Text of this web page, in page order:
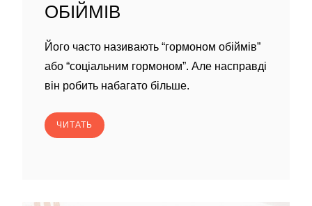
ОБІЙМІВ
Його часто називають “гормоном обіймів”
або “соціальним гормоном”. Але насправді
він робить набагато більше.
ЧИТАТЬ